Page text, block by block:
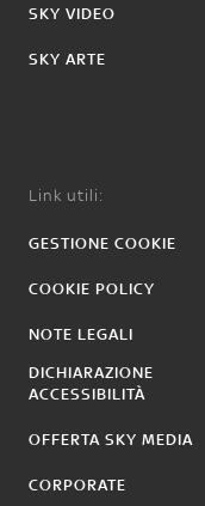
SKY VIDEO
SKY ARTE
Link utili:
GESTIONE COOKIE
COOKIE POLICY
NOTE LEGALI
DICHIARAZIONE
ACCESSIBILITÀ
OFFERTA SKY MEDIA
CORPORATE